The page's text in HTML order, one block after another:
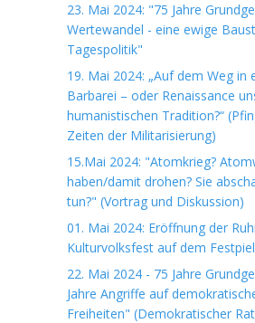
23. Mai 2024: "75 Jahre
Wertewandel - eine ewige
Tagespolitik"
19. Mai 2024: „Auf dem Weg in
Barbarei – oder Renaissance
humanistischen Tradition?“
Zeiten der Militarisierung)
15.Mai 2024: "Atomkrieg?
haben/damit drohen? Sie
tun?" (Vortrag und Diskussion)
01. Mai 2024: Eröffnung der
Kulturvolksfest auf dem
22. Mai 2024 - 75 Jahre
Jahre Angriffe auf
Freiheiten" (Demokratischer